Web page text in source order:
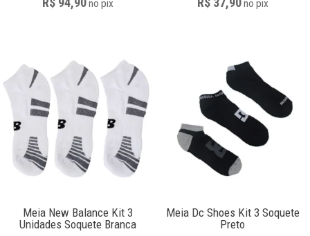
no pix no pix
Meia New Balance Kit 3
Unidades Soquete Branca
Meia Dc Shoes Kit 3 Soquete
Preto